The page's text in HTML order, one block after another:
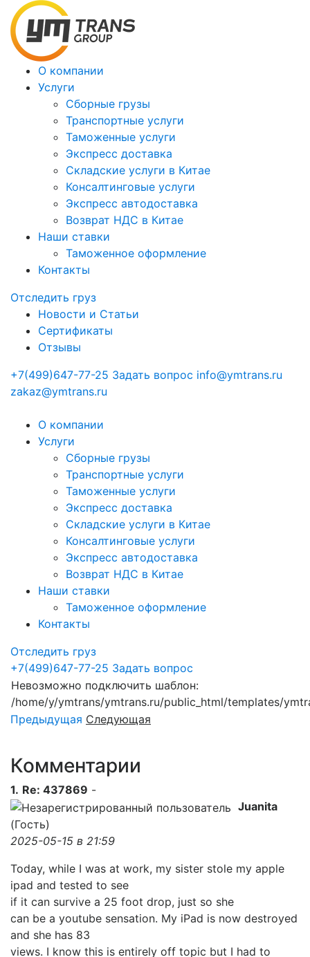
О компании
Услуги
Сборные грузы
Транспортные услуги
Таможенные услуги
Экспресс доставка
Cкладские услуги в Китае
Консалтинговые услуги
Экспресс автодоставка
Возврат НДС в Китае
Наши ставки
Таможенное оформление
Контакты
Отследить груз
Новости и Статьи
Сертификаты
Отзывы
+7(499)647-77-25 Задать вопрос info@ymtrans.ru
zakaz@ymtrans.ru
О компании
Услуги
Сборные грузы
Транспортные услуги
Таможенные услуги
Экспресс доставка
Cкладские услуги в Китае
Консалтинговые услуги
Экспресс автодоставка
Возврат НДС в Китае
Наши ставки
Таможенное оформление
Контакты
Отследить груз
+7(499)647-77-25 Задать вопрос
Невозможно подключить шаблон:
/home/y/ymtrans/ymtrans.ru/public_html/templates/
Предыдущая Следующая
Комментарии
1. Re: 437869 -
Juanita
(Гость)
2025-05-15 в 21:59
Today, while I was at work, my sister stole my apple
ipad and tested to see
if it can survive a 25 foot drop, just so she
can be a youtube sensation. My iPad is now destroyed
and she has 83
views. I know this is entirely off topic but I had to